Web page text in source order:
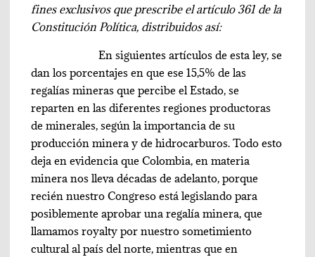
fines exclusivos que prescribe el artículo 361 de la
Constitución Política, distribuidos así:
En siguientes artículos de esta ley, se
dan los porcentajes en que ese 15,5% de las
regalías mineras que percibe el Estado, se
reparten en las diferentes regiones productoras
de minerales, según la importancia de su
producción minera y de hidrocarburos. Todo esto
deja en evidencia que Colombia, en materia
minera nos lleva décadas de adelanto, porque
recién nuestro Congreso está legislando para
posiblemente aprobar una regalía minera, que
llamamos royalty por nuestro sometimiento
cultural al país del norte, mientras que en